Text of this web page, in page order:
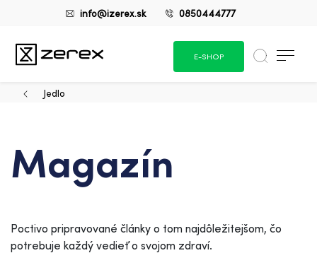
info@izerex.sk 0850444777
E-SHOP
Jedlo
Magazín
Poctivo pripravované články o tom najdôležitejšom, čo
potrebuje každý vedieť o svojom zdraví.